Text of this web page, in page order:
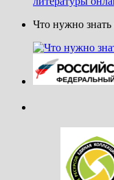
Что нужно